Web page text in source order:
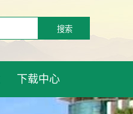
下载中心